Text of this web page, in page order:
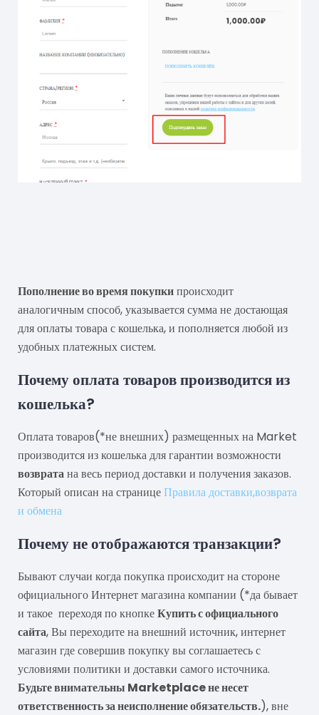
Пополнение во время покупкипроисходит
аналогичным способ, указывается сумма не достающая
для оплаты товара с кошелька, и пополняется любой из
удобных платежных систем.
Почему оплата товаров производится из
кошелька?
Оплата товаров(*не внешних) размещенных на Market
производится из кошелька для гарантии возможности
возвратана весь период доставки и получения заказов.
Который описан на страницеПравила доставки,возврата
и обмена
Почему не отображаются транзакции?
Бывают случаи когда покупка происходит на стороне
официального Интернет магазина компании (*да бывает
и такое переходя по кнопкеКупить с официального
сайта, Вы переходите на внешний источник, интернет
магазин где совершив покупку вы соглашаетесь с
условиями политики и доставки самого источника.
Будьте внимательны Marketplace не несет
ответственность за неисполнение обязательств.), вне